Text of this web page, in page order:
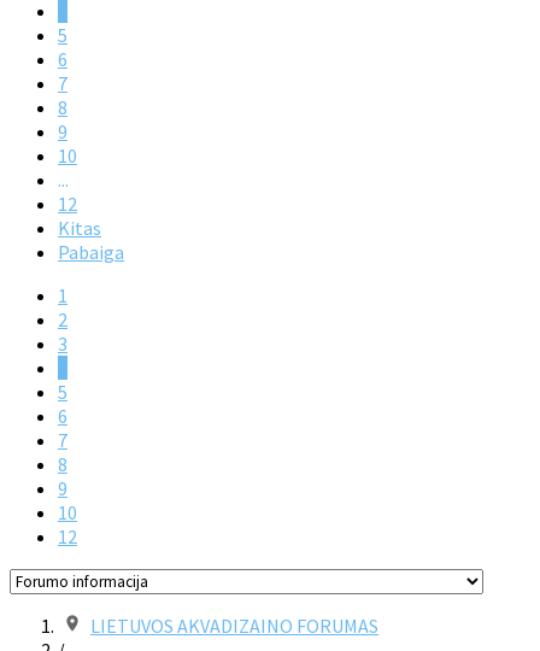
5
6
7
8
9
10
...
12
Kitas
Pabaiga
1
2
3
5
6
7
8
9
10
12
LIETUVOS AKVADIZAINO FORUMAS